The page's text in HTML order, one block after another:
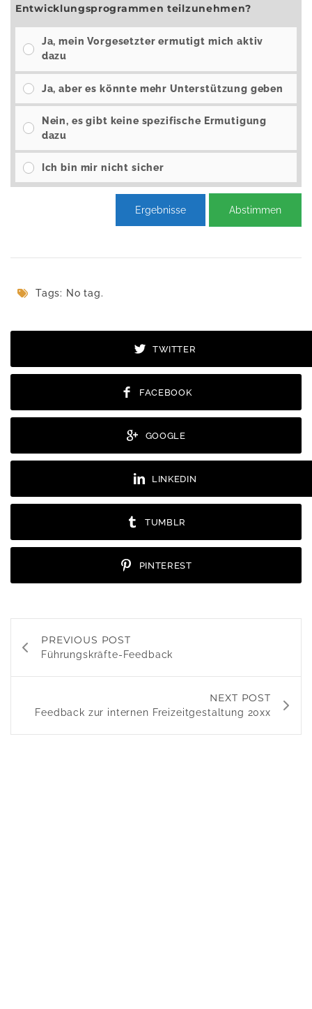
Entwicklungsprogrammen teilzunehmen?
Ja, mein Vorgesetzter ermutigt mich aktiv
dazu
Ja, aber es könnte mehr Unterstützung geben
Nein, es gibt keine spezifische Ermutigung
dazu
Ich bin mir nicht sicher
Ergebnisse Abstimmen
Tags: No tag.
TWITTER
FACEBOOK
GOOGLE
LINKEDIN
TUMBLR
PINTEREST
PREVIOUS POST
Führungskräfte-Feedback
NEXT POST
Feedback zur internen Freizeitgestaltung 20xx